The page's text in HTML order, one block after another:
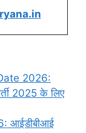
2026:
2025 के लिए
आईडीबीआई